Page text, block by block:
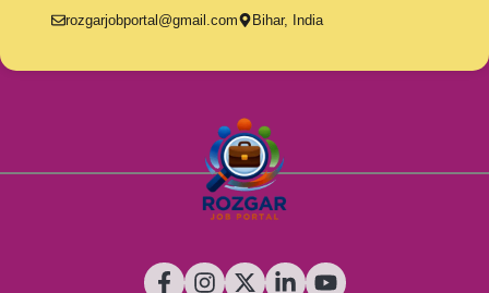
rozgarjobportal@gmail.com Bihar, India